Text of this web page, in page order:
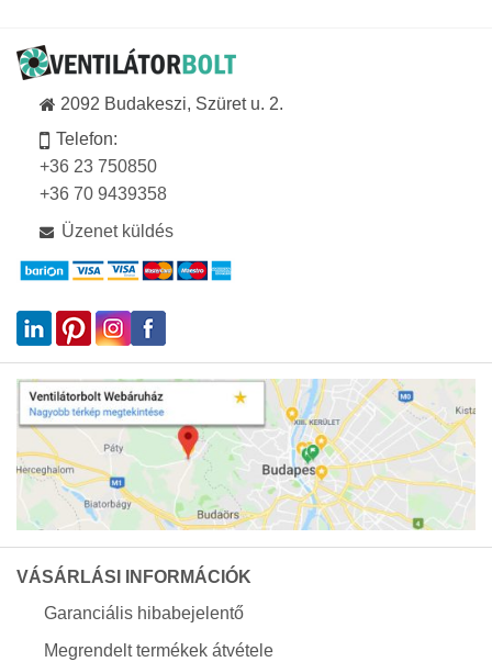
2092 Budakeszi, Szüret u. 2.
Telefon:
+36 23 750850
+36 70 9439358
Üzenet küldés
VÁSÁRLÁSI INFORMÁCIÓK
Garanciális hibabejelentő
Megrendelt termékek átvétele